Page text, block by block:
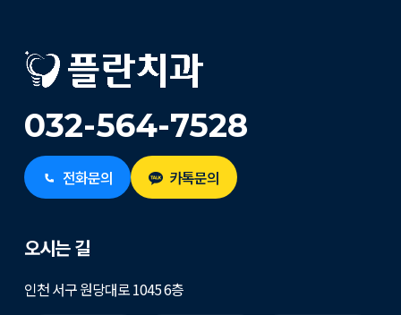
032-564-7528
전화문의 카톡문의
오시는 길
인천 서구 원당대로 1045 6층